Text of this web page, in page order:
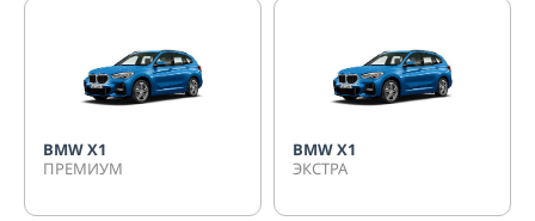
BMW X1
ПРЕМИУМ
BMW X1
ЭКСТРА